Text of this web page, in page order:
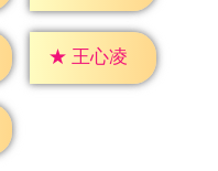
★ 王心凌